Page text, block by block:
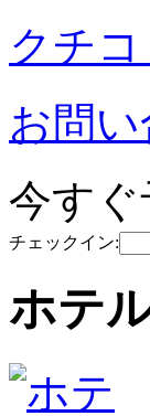
クチコ
お問
今すぐ
チェックイン:
ホテ